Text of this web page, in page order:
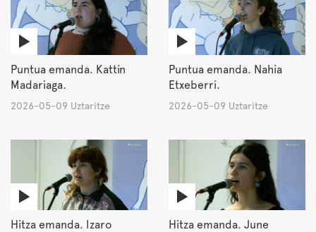
Puntua emanda. Kattin
Madariaga.
2026-05-09 Uztaritze
Puntua emanda. Nahia
Etxeberri.
2026-05-09 Uztaritze
Hitza emanda. Izaro
Hitza emanda. June